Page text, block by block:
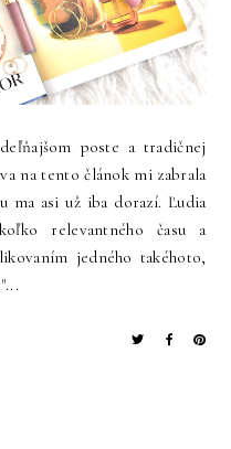
poste a tradičnej
na tento článok mi zabrala
ma asi už iba dorazí. Ľudia
relevantného času a
jedného takéhoto,